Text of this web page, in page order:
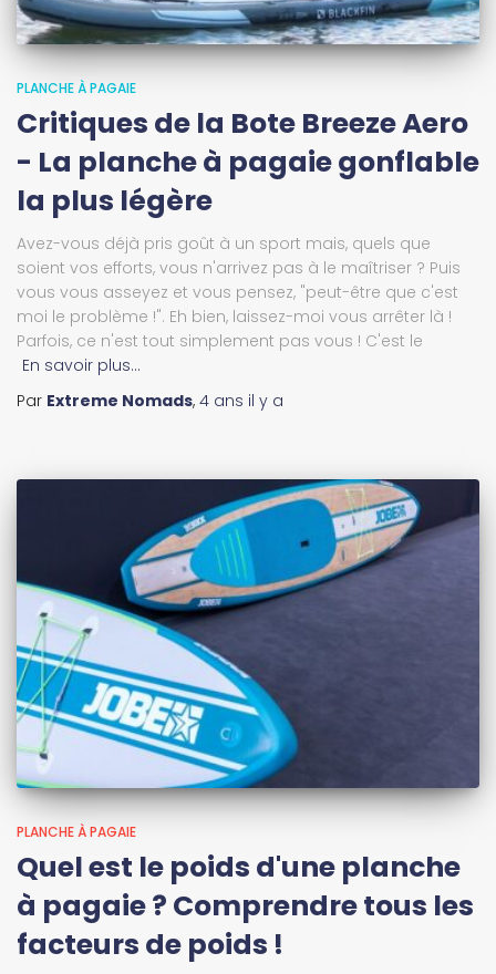
PLANCHE À PAGAIE
Critiques de la Bote Breeze Aero
- La planche à pagaie gonflable
la plus légère
Avez-vous déjà pris goût à un sport mais, quels que
soient vos efforts, vous n'arrivez pas à le maîtriser ? Puis
vous vous asseyez et vous pensez, "peut-être que c'est
moi le problème !". Eh bien, laissez-moi vous arrêter là !
Parfois, ce n'est tout simplement pas vous ! C'est le
En savoir plus…
Par Extreme Nomads, 4 ans il y a
PLANCHE À PAGAIE
Quel est le poids d'une planche
à pagaie ? Comprendre tous les
facteurs de poids !